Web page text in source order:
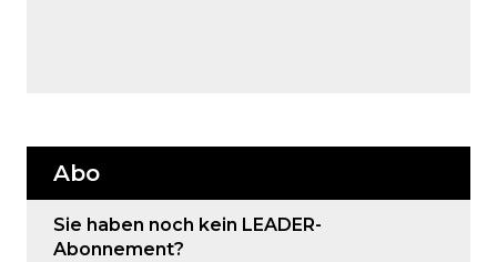
Abo
Sie haben noch kein LEADER-
Abonnement?